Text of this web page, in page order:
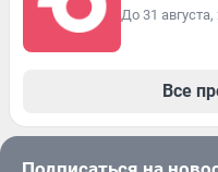
До 31 августа,
Все